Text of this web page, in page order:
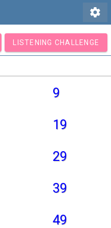
settings
LISTENING CHALLENGE
9
19
29
39
49